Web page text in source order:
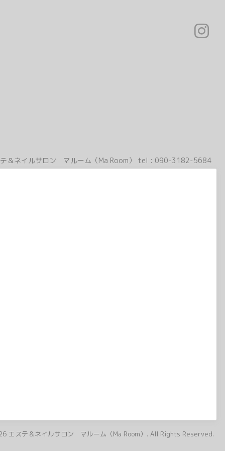
＆ネイルサロン マルーム（Ma Room） tel : 090-3182-5684
エステ＆ネイルサロン マルーム（Ma Room） . All Rights Reserved.